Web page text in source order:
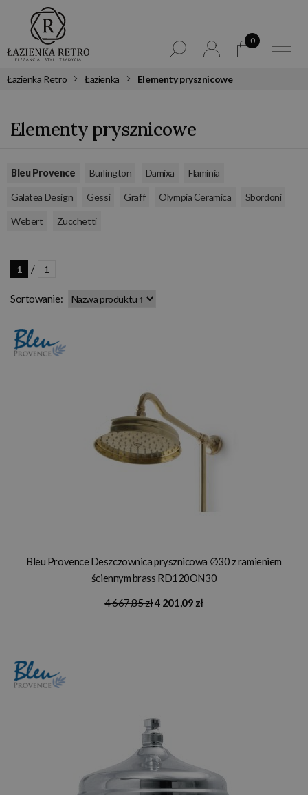
0
Łazienka Retro Łazienka Elementy prysznicowe
Elementy prysznicowe
Bleu Provence Burlington Damixa Flaminia
Galatea Design Gessi Graff Olympia Ceramica Sbordoni
Webert Zucchetti
1 / 1
Sortowanie:
Bleu Provence Deszczownica prysznicowa ∅30 z ramieniem
ściennym brass RD120ON30
4 667,85 zł4 201,09 zł